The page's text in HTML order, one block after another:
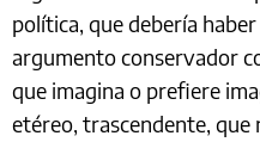
política, que debería
argumento conservador
que imagina o prefiere
etéreo, trascendente, que